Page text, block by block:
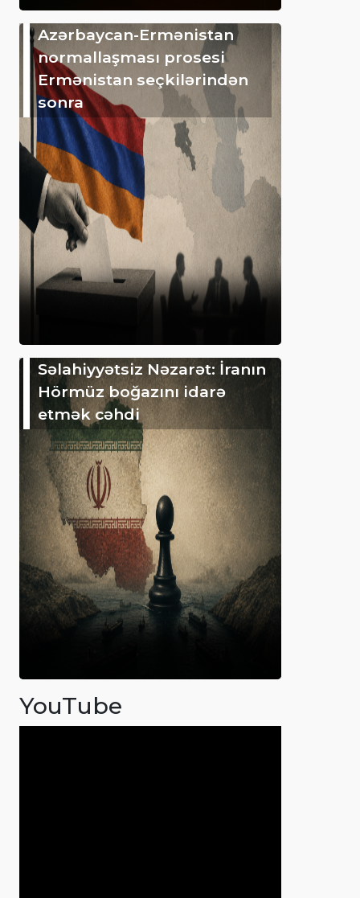
Azərbaycan-Ermənistan
normallaşması prosesi
Ermənistan seçkilərindən
sonra
Səlahiyyətsiz Nəzarət: İranın
Hörmüz boğazını idarə
etmək cəhdi
YouTube